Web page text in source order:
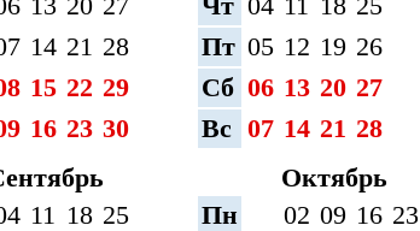
14 21 28
15 22 29
16 23 30
Пт 05 12 19 26
Сб 06 13 20 27
Вс 07 14 21 28
11 18 25
Октябрь
Пн
02 09 16 23